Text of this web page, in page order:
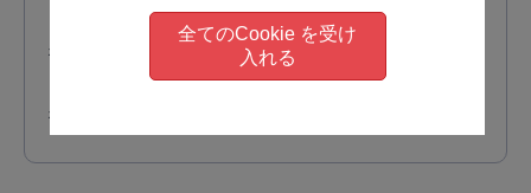
ミロス セミナー
ミロス リモートセミナー
全てのCookie を受け
入れる